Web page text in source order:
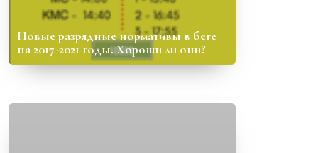
Новые разрядные нормативы в беге
на 2017-2021 годы. Хороши ли они?